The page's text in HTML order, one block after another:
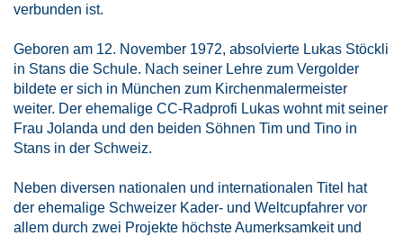
verbunden ist.
Geboren am 12. November 1972, absolvierte Lukas Stöckli
in Stans die Schule. Nach seiner Lehre zum Vergolder
bildete er sich in München zum Kirchenmalermeister
weiter. Der ehemalige CC-Radprofi Lukas wohnt mit seiner
Frau Jolanda und den beiden Söhnen Tim und Tino in
Stans in der Schweiz.
Neben diversen nationalen und internationalen Titel hat
der ehemalige Schweizer Kader- und Weltcupfahrer vor
allem durch zwei Projekte höchste Aumerksamkeit und